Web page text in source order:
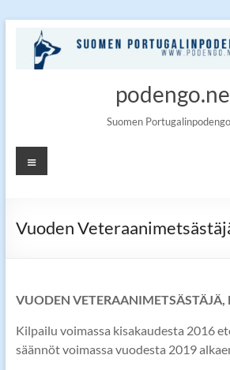
content
Suomen
Valikko
Vuoden
VUODEN VETERAANIMETSÄSTÄJÄ,
Kilpailu voimassa kisakaudesta 2016
säännöt voimassa vuodesta 2019